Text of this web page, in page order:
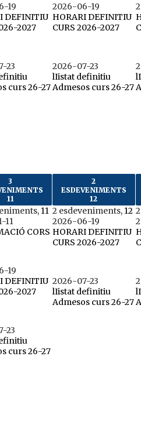
19
DEFINITIU
2027
23
curs 26-27
2026-06-19
HORARI DEFINITIU
CURS 2026-2027
2026-07-23
lIistat definitiu
Admesos curs 26-27
3
11
11
11
CORS
19
DEFINITIU
2027
23
curs 26-27
2
ESDEVENIMENTS
12
2 esdeveniments, 12
2026-06-19
HORARI DEFINITIU
CURS 2026-2027
2026-07-23
lIistat definitiu
Admesos curs 26-27